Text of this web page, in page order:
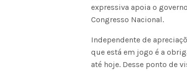
expressiva apoia o
Congresso Nacional.
Independente de
que está em jogo é a
até hoje. Desse ponto de